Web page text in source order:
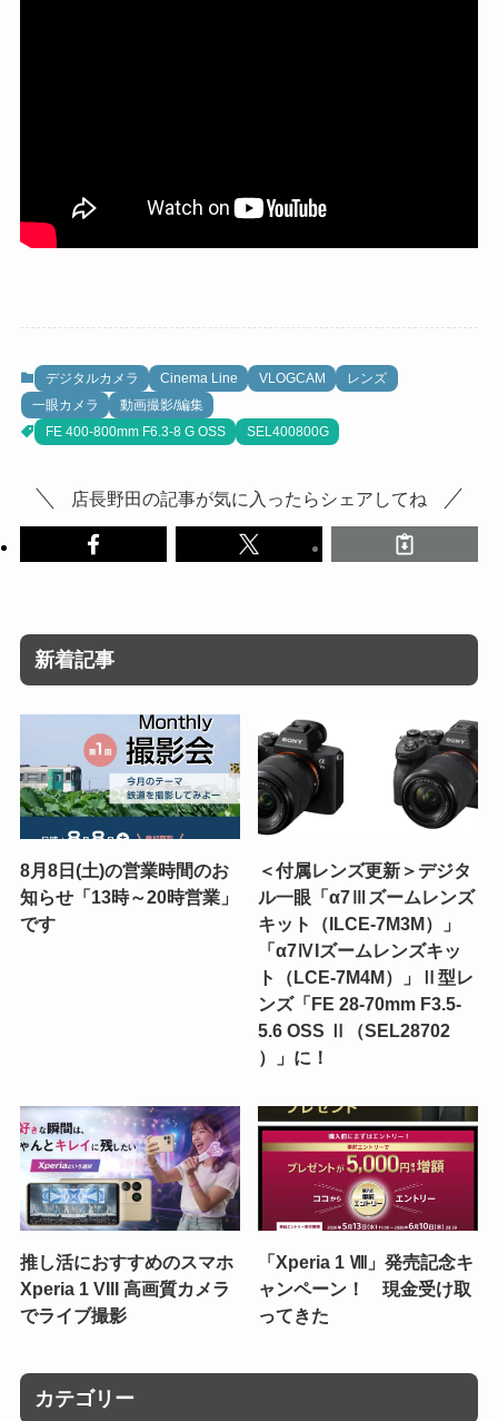
デジタルカメラ Cinema Line VLOGCAM
レンズ
一眼カメラ
動画撮影/編集
FE 400-800mm F6.3-8 G OSS
SEL400800G
店長野田の記事が気に入ったらシェアしてね
新着記事
8月8日(土)の営業時間のお
知らせ「13時～20時営業」
です
＜付属レンズ更新＞デジタ
ル一眼「α7Ⅲズームレンズ
キット（ILCE-7M3M）」
「α7ⅣIズームレンズキッ
ト（LCE-7M4M）」Ⅱ型レ
ンズ「FE 28-70mm F3.5-
5.6 OSS Ⅱ（SEL28702
）」に！
推し活におすすめのスマホ
Xperia 1 VIII 高画質カメラ
でライブ撮影
「Xperia 1 Ⅷ」発売記念キ
ャンペーン！ 現金受け取
ってきた
カテゴリー